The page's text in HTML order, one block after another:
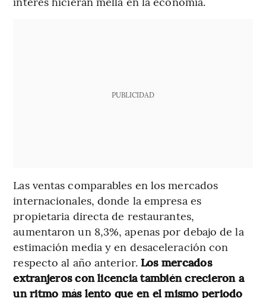
PUBLICIDAD
Las ventas comparables en los mercados
internacionales, donde la empresa es
propietaria directa de restaurantes,
aumentaron un 8,3%, apenas por debajo de la
estimación media y en desaceleración con
respecto al año anterior. Los mercados
extranjeros con licencia también crecieron a
un ritmo más lento que en el mismo periodo